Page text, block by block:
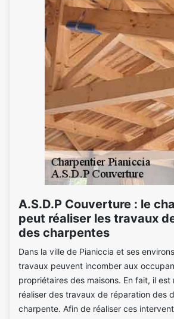
A.S.D.P Couverture : le
peut réaliser les travaux
des charpentes
Dans la ville de Pianiccia et ses
travaux peuvent incomber aux
propriétaires des maisons. En fait, il est
réaliser des travaux de réparation des
charpente. Afin de réaliser ces